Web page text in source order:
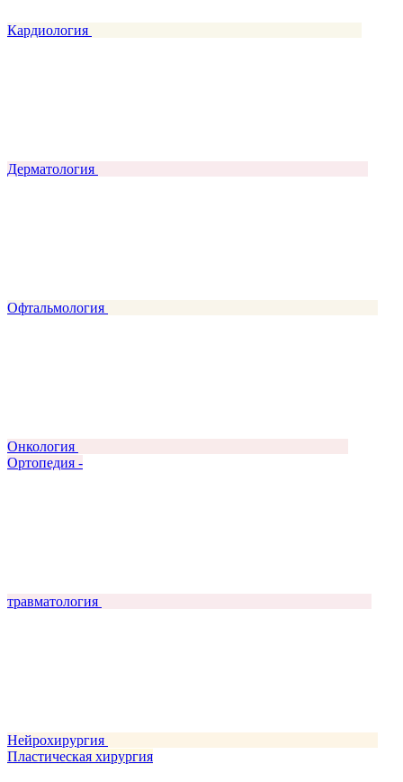
Кардиология
Дерматология
Офтальмология
Онкология
Ортопедия -
травматология
Нейрохирургия
Пластическая хирургия